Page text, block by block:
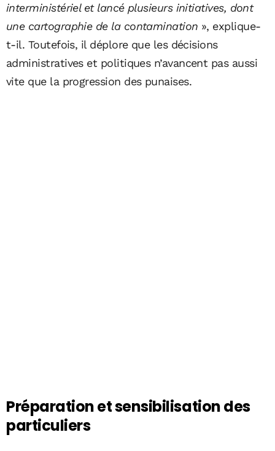
interministériel et lancé plusieurs initiatives, dont
une cartographie de la contamination », explique-
t-il. Toutefois, il déplore que les décisions
administratives et politiques n’avancent pas aussi
vite que la progression des punaises.
Préparation et sensibilisation des
particuliers